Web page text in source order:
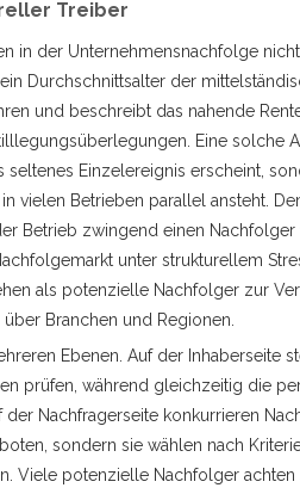
Treiber
in der Unternehmensnachfolge
Durchschnittsalter der
und beschreibt das nahende
Eine solche
Einzelereignis erscheint,
vielen Betrieben parallel ansteht.
Betrieb zwingend einen
unter strukturellem
als potenzielle Nachfolger zur
Branchen und Regionen.
Ebenen. Auf der Inhaberseite
prüfen, während gleichzeitig die
Nachfragerseite konkurrieren
sondern sie wählen nach
Viele potenzielle Nachfolger achten